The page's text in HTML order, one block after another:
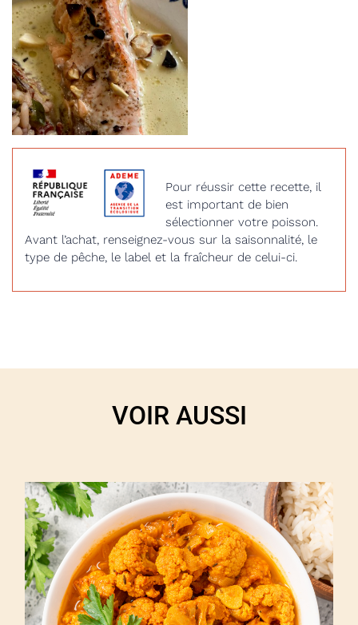
Pour réussir cette recette, il
est important de bien
sélectionner votre poisson.
Avant l’achat, renseignez-vous sur la saisonnalité, le
type de pêche, le label et la fraîcheur de celui-ci.
VOIR AUSSI